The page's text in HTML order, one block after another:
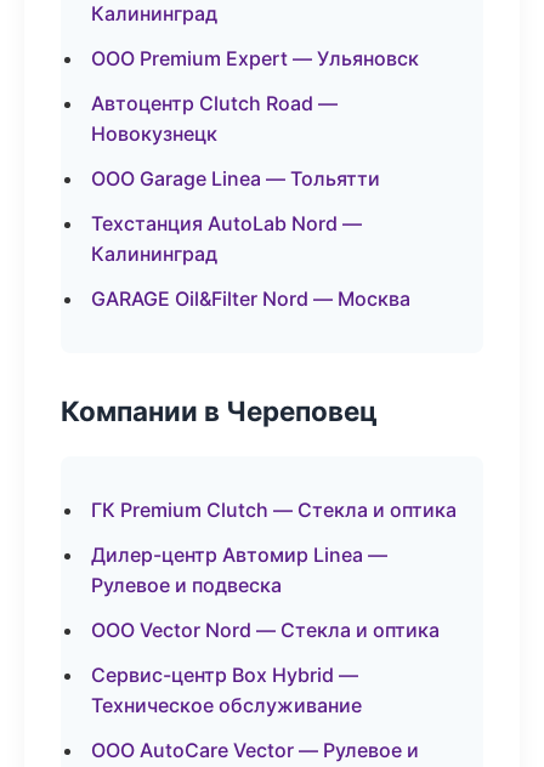
Калининград
ООО Premium Expert — Ульяновск
Автоцентр Clutch Road —
Новокузнецк
ООО Garage Linea — Тольятти
Техстанция AutoLab Nord —
Калининград
GARAGE Oil&Filter Nord — Москва
Компании в Череповец
ГК Premium Clutch — Стекла и оптика
Дилер-центр Автомир Linea —
Рулевое и подвеска
ООО Vector Nord — Стекла и оптика
Сервис-центр Box Hybrid —
Техническое обслуживание
ООО AutoCare Vector — Рулевое и